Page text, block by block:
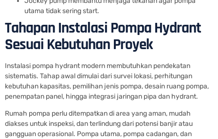
utama tidak sering start.
Tahapan Instalasi Pompa Hydrant
Sesuai Kebutuhan Proyek
Instalasi pompa hydrant modern membutuhkan pendekatan
sistematis. Tahap awal dimulai dari survei lokasi, perhitungan
kebutuhan kapasitas, pemilihan jenis pompa, desain ruang pompa,
penempatan panel, hingga integrasi jaringan pipa dan hydrant.
Rumah pompa perlu ditempatkan di area yang aman, mudah
diakses untuk inspeksi, dan terlindung dari potensi banjir atau
gangguan operasional. Pompa utama, pompa cadangan, dan